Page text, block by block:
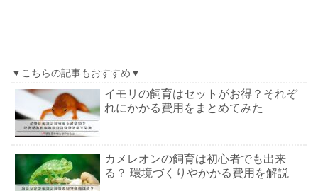
▼こちらの記事もおすすめ▼
イモリの飼育はセットがお得？それぞ
れにかかる費用をまとめてみた
カメレオンの飼育は初心者でも出来
る？ 環境づくりやかかる費用を解説